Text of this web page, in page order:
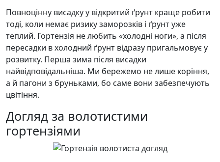
Повноцінну висадку у відкритий ґрунт краще робити
тоді, коли немає ризику заморозків і ґрунт уже
теплий. Гортензія не любить «холодні ноги», а після
пересадки в холодний ґрунт відразу пригальмовує у
розвитку. Перша зима після висадки
найвідповідальніша. Ми бережемо не лише коріння,
а й пагони з бруньками, бо саме вони забезпечують
цвітіння.
Догляд за волотистими
гортензіями